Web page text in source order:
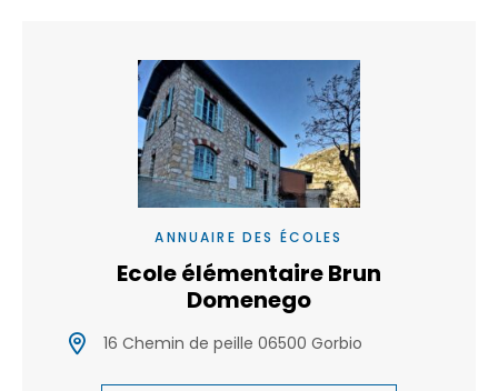
ANNUAIRE DES ÉCOLES
Ecole élémentaire Brun
Domenego
16 Chemin de peille 06500 Gorbio